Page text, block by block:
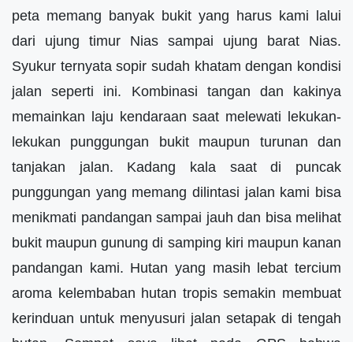
peta memang banyak bukit yang harus kami lalui
dari ujung timur Nias sampai ujung barat Nias.
Syukur ternyata sopir sudah khatam dengan kondisi
jalan seperti ini. Kombinasi tangan dan kakinya
memainkan laju kendaraan saat melewati lekukan-
lekukan punggungan bukit maupun turunan dan
tanjakan jalan. Kadang kala saat di puncak
punggungan yang memang dilintasi jalan kami bisa
menikmati pandangan sampai jauh dan bisa melihat
bukit maupun gunung di samping kiri maupun kanan
pandangan kami. Hutan yang masih lebat tercium
aroma kelembaban hutan tropis semakin membuat
kerinduan untuk menyusuri jalan setapak di tengah